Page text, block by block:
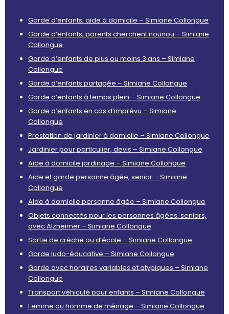
Garde d’enfants, aide à domicile – Simiane Collongue
Garde d’enfants, parents cherchent nounou – Simiane
Collongue
Garde d’enfants de plus ou moins 3 ans – Simiane
Collongue
Garde d’enfants partagée – Simiane Collongue
Garde d’enfants à temps plein – Simiane Collongue
Garde d’enfants en cas d’imprévu – Simiane
Collongue
Prestation de jardinier à domicile – Simiane Collongue
Jardinier pour particulier, devis – Simiane Collongue
Aide à domicile jardinage – Simiane Collongue
Aide et garde personne âgée, senior – Simiane
Collongue
Aide à domicile personne âgée – Simiane Collongue
Objets connectés pour les personnes âgées, seniors,
avec Alzheimer – Simiane Collongue
Sortie de crèche ou d’école – Simiane Collongue
Garde ludo-éducative – Simiane Collongue
Garde avec horaires variables et atypiques – Simiane
Collongue
Transport véhiculé pour enfants – Simiane Collongue
Femme ou homme de ménage – Simiane Collongue